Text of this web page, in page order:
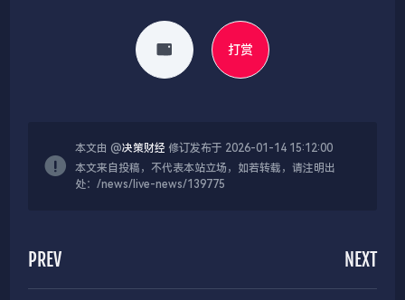
打赏
本文由 @决策财经 修订发布于 2026-01-14 15:12:00
本文来自投稿，不代表本站立场，如若转载，请注明出
处：/news/live-news/139775
PREV NEXT